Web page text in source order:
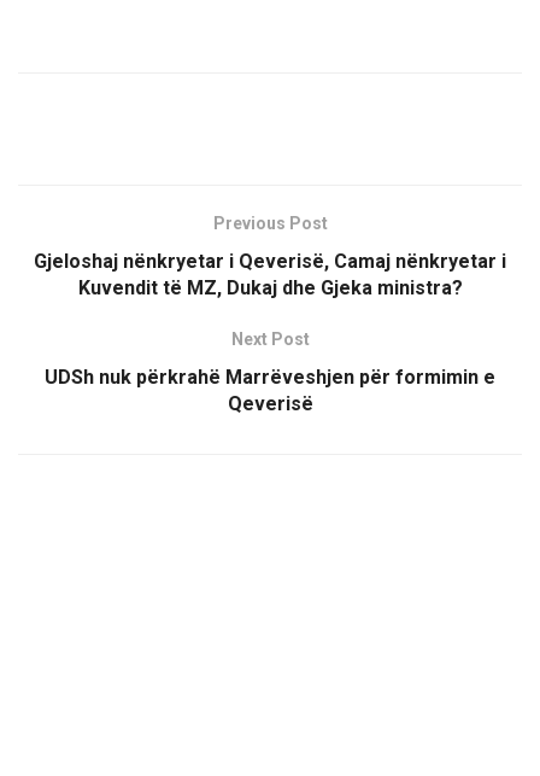
Previous Post
Gjeloshaj nënkryetar i Qeverisë, Camaj nënkryetar i
Kuvendit të MZ, Dukaj dhe Gjeka ministra?
Next Post
UDSh nuk përkrahë Marrëveshjen për formimin e
Qeverisë